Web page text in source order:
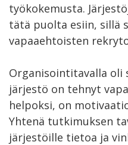
työkokemusta.
tätä puolta esiin, sillä
vapaaehtoisten
Organisointitavalla oli
järjestö on tehnyt
helpoksi, on
Yhtenä tutkimuksen
järjestöille tietoa ja